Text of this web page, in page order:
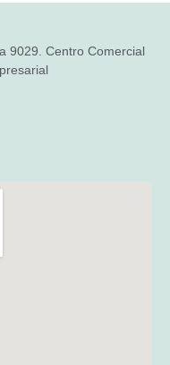
9029. Centro Comercial